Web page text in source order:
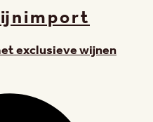
exclusieve wijnen